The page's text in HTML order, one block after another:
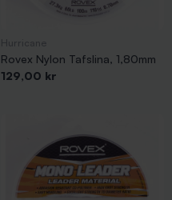
Rovex Nylon Tafslina, 1,80mm
Pris
129,00 kr